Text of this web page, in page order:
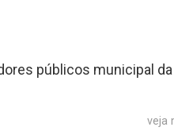
públicos municipal da
veja